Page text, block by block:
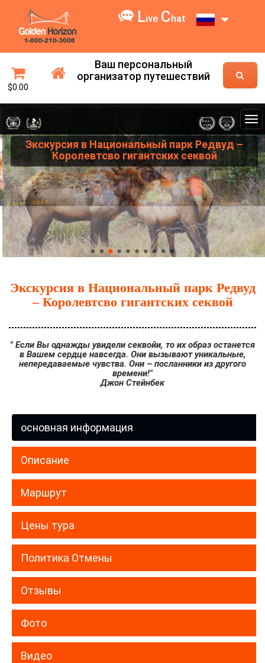
Live Chat
$0.00
Ваш персональный
организатор путешествий
Экскурсия в Национальный парк Редвуд –
Королевтсво гигантских секвой
Экскурсия в Национальный парк Редвуд
– Королевтсво гигантских секвой
" Если Вы однажды увидели секвойи, то их образ останется
в Вашем сердце навсегда. Они вызывают уникальные,
непередаваемые чувства. Они – посланники из другого
времени!"
Джон Стейнбек
основная информация
Описание
Маршрут
Цены тура
Политика Отмены
Отзывы
Фото
Видео